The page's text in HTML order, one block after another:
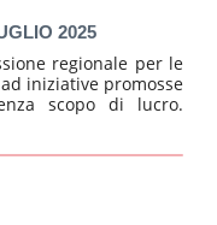
2025
regionale per le
iniziative promosse
scopo di lucro.